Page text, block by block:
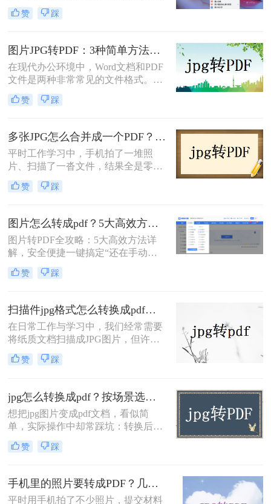
设计的图片（通常是JPG格式）整合
到一个统一的PDF文件中，以便于传
上有许多软件声称可以完成此任务，
但本文将为您详细介绍几种排除WPS
后，依然高效、可靠且各具特色的
JPG转PDF方法。无论您使用的是
Windows、macOS系统，还是倾向于
在线工具或专业软件，总有一款适合
赞 踩
图片JPG转PDF：3种简单方法按输出用途（打印/存档/分享）选！
在现代办公环境中，Word文档和PDF
文件是两种非常常见的文件格式。
Word文档因其编辑灵活而广受欢迎，
而PDF文件则因为其跨平台的兼容性
将Word文档转换为PDF格式是一项常
见需求。那么图片jpg怎么转换成pdf
呢？本文将介绍三种常用的Word转
PDF的方法。
赞 踩
多张JPG怎么合并成一个PDF？这几种方法亲测好用！
平时工作学习中，手机拍了一堆照
片、扫描了一沓文件，结果全是零散
的JPG图片。发给别人吧，一张张传
太麻烦；自己存档吧，翻起来又费
文档，就能一次性解决传输和整理的
问题。PDF格式稳定、跨平台兼容性
好，不管在电脑还是手机上打开，排
版都不会乱。
赞 踩
图片怎么转成pdf？5大高效方法详解，安全便捷一键搞定！
图片转PDF全攻略：5大高效方法详
解，安全便捷一键搞定“还在手动拼
接图片？这些方法让图片转PDF像发
朋友圈一样简单！”作为一名从事电
知在职场和自媒体创作中，将图片转
换为PDF是高频需求。但市面上方法
繁多，操作繁琐、精度不足、安全隐
忧等问题常让用户头疼。今天，小编
结合多年测评经验，为大家梳理一套
排除WPS的实用方案，助你提升效
转转
赞 踩
扫描件jpg格式怎么转换成pdf？5种高效转换方法！
在日常工作与学习中，我们经常需要
将纸质文档扫描成JPG图片，但许多
系统（如政府网站、招聘平台、学校
系统）要求上传PDF格式文件。当你
式不符被系统拒之门外——"仅支持
PDF格式"、"文件类型错误"……这种
焦虑感我太熟悉了！
赞 踩
jpg怎么转换成pdf？按场景选对方法，不模糊也不乱序！
想把jpg图片变成pdf文档，看似简
单，实际操作中却常踩坑：转换后文
字发虚、多张图片顺序颠倒、文件体
积暴增无法发送，甚至担心证件照上
pdf”并没有标准答案，关键看你的具
体需求——是临时处理一两张图，还
赞 踩
手机里的照片要转成PDF？几种方法我都试了，照着做就行！
平时用手机拍了不少照片，提交材料